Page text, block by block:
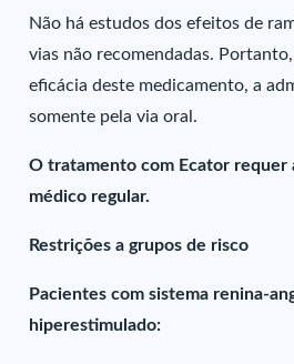
Não há estudos dos efeitos de
vias não recomendadas.
eficácia deste medicamento, a
somente pela via oral.
O tratamento com Ecator requer
médico regular.
Restrições a grupos de risco
Pacientes com sistema renina-
hiperestimulado: